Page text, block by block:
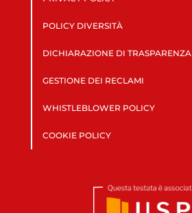
POLICY DIVERSITÀ
DICHIARAZIONE DI TRASPARENZA
GESTIONE DEI RECLAMI
WHISTLEBLOWER POLICY
COOKIE POLICY